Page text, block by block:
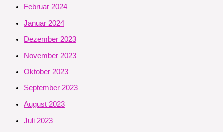
Februar 2024
Januar 2024
Dezember 2023
November 2023
Oktober 2023
September 2023
August 2023
Juli 2023